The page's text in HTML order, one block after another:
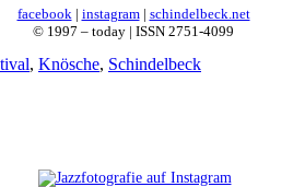
facebook | instagram| schindelbeck.net
© 1997 – today | ISSN 2751-4099
, Knösche, Schindelbeck